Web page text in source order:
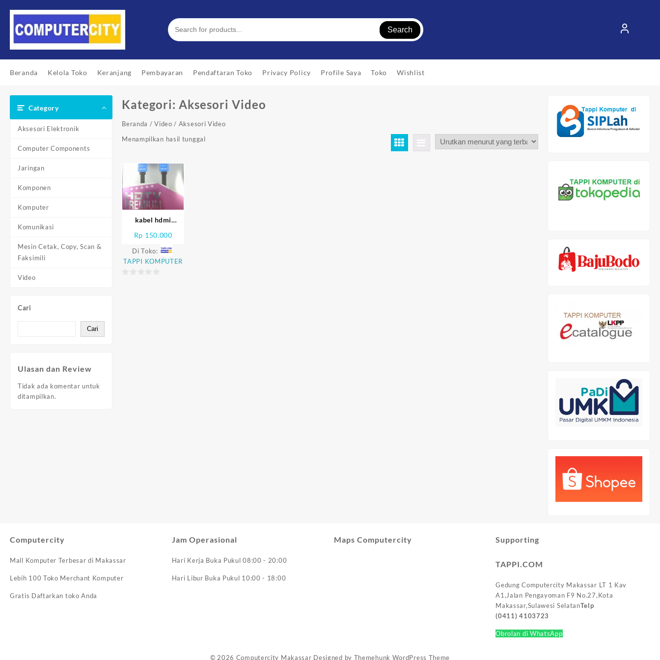
content
Search
Beranda Kelola Toko Keranjang Pembayaran Pendaftaran Toko Privacy Policy Profile Saya Toko Wishlist
Category
Aksesori Elektronik
Computer Components
Jaringan
Komponen
Komputer
Komunikasi
Mesin Cetak, Copy, Scan &
Faksimili
Video
Cari
Cari
Ulasan dan Review
Tidak ada komentar untuk
ditampilkan.
Kategori:Aksesori Video
Beranda /Video / Aksesori Video
Menampilkan hasil tunggal
kabel hdmi
Rp 150.000
Di Toko:
TAPPI KOMPUTER
Computercity
Mall Komputer Terbesar di Makassar
Lebih 100 Toko Merchant Komputer
Gratis Daftarkan toko Anda
Jam Operasional
Hari Kerja Buka Pukul 08:00 - 20:00
Hari Libur Buka Pukul 10:00 - 18:00
Maps Computercity Supporting
TAPPI.COM
Gedung Computercity Makassar LT 1 Kav
A1,Jalan Pengayoman F9 No.27,Kota
Makassar,Sulawesi SelatanTelp
(0411)4103723
Obrolan di WhatsApp
© 2026 Computercity Makassar Designed by Themehunk WordPress Theme